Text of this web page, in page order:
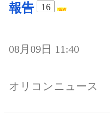
報告
16
08月09日 11:40
オリコンニュース